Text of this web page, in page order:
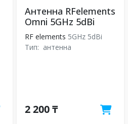
Антенна RFelements
Omni 5GHz 5dBi
RF elements 5GHz 5dBi
Тип: антенна
2 200 ₸